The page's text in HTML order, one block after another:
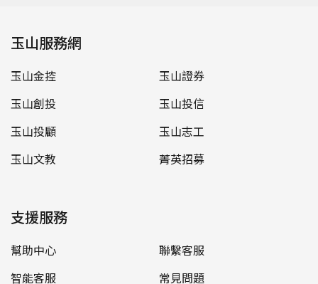
玉山服務網
玉山金控
玉山證券
玉山創投
玉山投信
玉山投顧
玉山志工
玉山文教
菁英招募
支援服務
幫助中心
聯繫客服
智能客服
常見問題